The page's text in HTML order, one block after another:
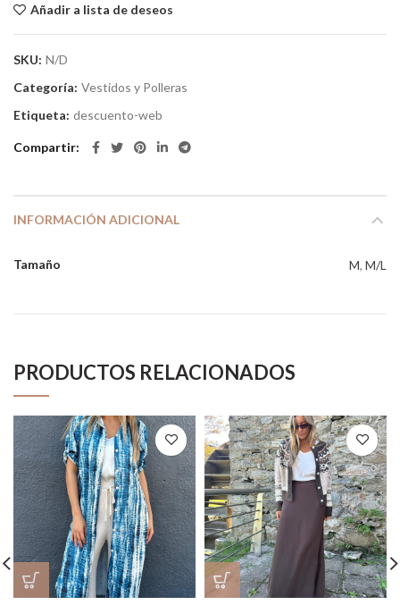
Añadir a lista de deseos
SKU: N/D
Categoría: Vestidos y Polleras
Etiqueta: descuento-web
Compartir
INFORMACIÓN ADICIONAL
Tamaño M, M/L
PRODUCTOS RELACIONADOS